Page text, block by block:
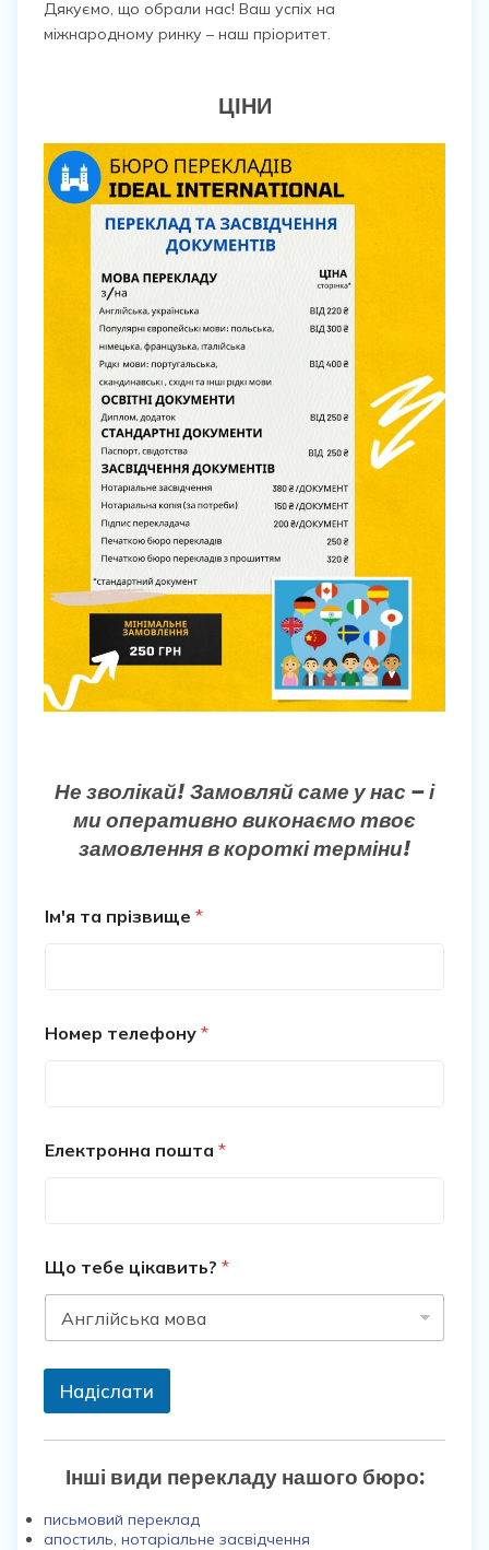
Дякуємо, що обрали нас! Ваш успіх на
міжнародному ринку – наш пріоритет.
ЦІНИ
Не зволікай! Замовляй саме у нас – і
ми оперативно виконаємо твоє
замовлення в короткі терміни!
Ім'я та прізвище *
Номер телефону *
Електронна пошта *
Що тебе цікавить? *
Надіслати
Інші види перекладу нашого бюро:
письмовий переклад
апостиль, нотаріальне засвідчення